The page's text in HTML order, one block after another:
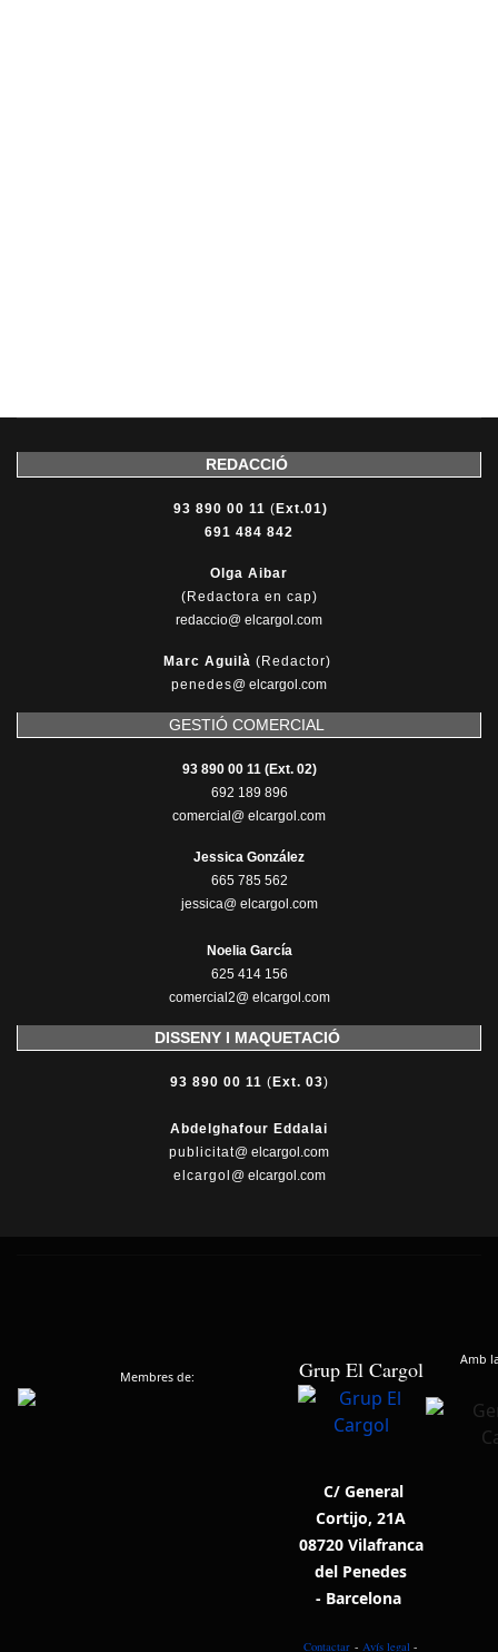
REDACCIÓ
93 890 00 11 ( Ext.01)
691 484 842
Olga Aibar
(Redactora en cap)
redaccio@ elcargol.com
Marc Aguilà (Redactor)
penedes@ elcargol.com
GESTIÓ COMERCIAL
93 890 00 11 (Ext. 02)
692 189 896
comercial@ elcargol.com
Jessica González
665 785 562
jessica@ elcargol.com
Noelia García
625 414 156
comercial2@ elcargol.com
DISSENY I MAQUETACIÓ
93 890 00 11 ( Ext. 03)
Abdelghafour Eddalai
publicitat@ elcargol.com
elcargol @ elcargol.com
Membres de: Grup El Cargol Amb
C/ General
Cortijo, 21A
08720 Vilafranca
del Penedes
- Barcelona
Contactar - Avís legal -